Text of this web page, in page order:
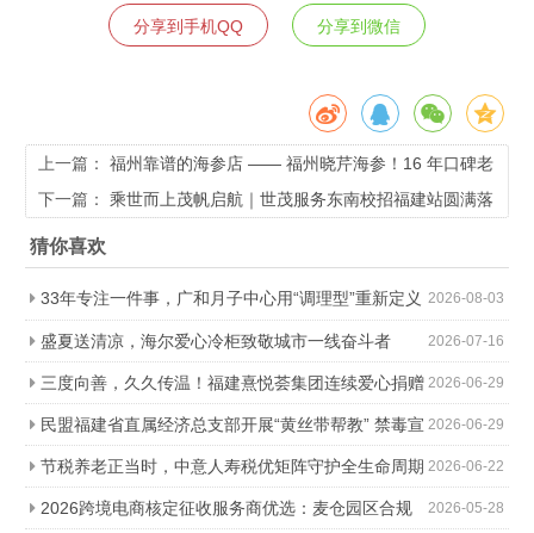
分享到手机QQ 分享到微信
上一篇： 福州靠谱的海参店 —— 福州晓芹海参！16 年口碑老
店，参友力荐的品质之选
下一篇： 乘世而上茂帆启航｜世茂服务东南校招福建站圆满落
幕，100 + 学子锁定心动未来！
猜你喜欢
2026-08-03
33年专注一件事，广和月子中心用“调理型”重新定义
科学坐月子 2026-07-16
盛夏送清凉，海尔爱心冷柜致敬城市一线奋斗者
2026-06-29
三度向善，久久传温！福建熹悦荟集团连续爱心捐赠
助力金秋助学 2026-06-29
民盟福建省直属经济总支部开展“黄丝带帮教” 禁毒宣
传进社区活动 2026-06-22
节税养老正当时，中意人寿税优矩阵守护全生命周期
2026-05-28
2026跨境电商核定征收服务商优选：麦仓园区合规